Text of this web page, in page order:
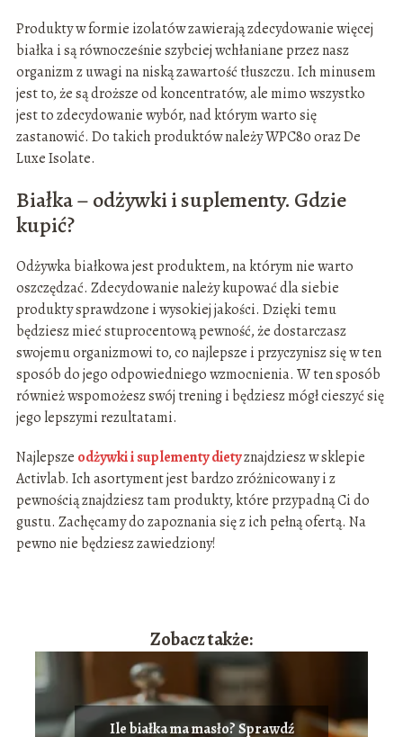
Produkty w formie izolatów zawierają zdecydowanie więcej
białka i są równocześnie szybciej wchłaniane przez nasz
organizm z uwagi na niską zawartość tłuszczu. Ich minusem
jest to, że są droższe od koncentratów, ale mimo wszystko
jest to zdecydowanie wybór, nad którym warto się
zastanowić. Do takich produktów należy WPC80 oraz De
Luxe Isolate.
Białka – odżywki i suplementy. Gdzie
kupić?
Odżywka białkowa jest produktem, na którym nie warto
oszczędzać. Zdecydowanie należy kupować dla siebie
produkty sprawdzone i wysokiej jakości. Dzięki temu
będziesz mieć stuprocentową pewność, że dostarczasz
swojemu organizmowi to, co najlepsze i przyczynisz się w ten
sposób do jego odpowiedniego wzmocnienia. W ten sposób
również wspomożesz swój trening i będziesz mógł cieszyć się
jego lepszymi rezultatami.
Najlepsze odżywki i suplementy dietyznajdziesz w sklepie
Activlab. Ich asortyment jest bardzo zróżnicowany i z
pewnością znajdziesz tam produkty, które przypadną Ci do
gustu. Zachęcamy do zapoznania się z ich pełną ofertą. Na
pewno nie będziesz zawiedziony!
Zobacz także:
Ile białka ma masło? Sprawdź